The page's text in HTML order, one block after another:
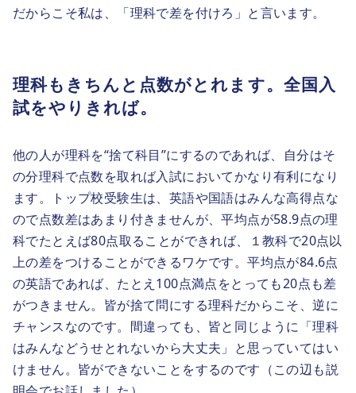
だからこそ私は、「理科で差を付けろ」と言います。
理科もきちんと点数がとれます。全国入
試をやりきれば。
他の人が理科を“捨て科目”にするのであれば、自分はそ
の分理科で点数を取れば入試においてかなり有利になり
ます。トップ校受験生は、英語や国語はみんな高得点な
ので点数差はあまり付きませんが、平均点が58.9点の理
科でたとえば80点取ることができれば、１教科で20点以
上の差をつけることができるワケです。平均点が84.6点
の英語であれば、たとえ100点満点をとっても20点も差
がつきません。皆が捨て問にする理科だからこそ、逆に
チャンスなのです。間違っても、皆と同じように「理科
はみんなどうせとれないから大丈夫」と思っていてはい
けません。皆ができないことをするのです（この辺も説